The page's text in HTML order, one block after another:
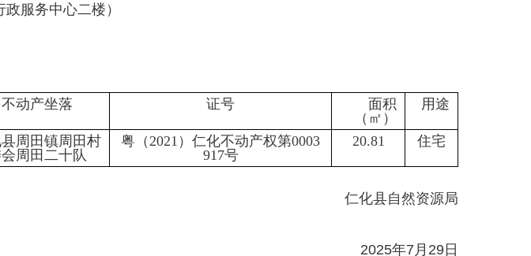
服务中心二楼）
不动产坐落 证号
面积
（㎡）
用途
周田镇周田村
周田二十队
粤（2021）仁化不动产权第0003
917号
20.81 住宅
仁化县自然资源局
2025年7月29日